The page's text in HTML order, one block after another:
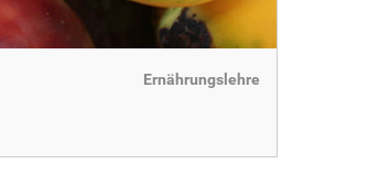
Ernährungslehre